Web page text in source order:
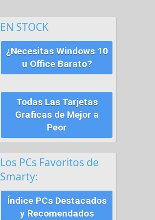
EN STOCK
¿Necesitas Windows 10
u Office Barato?
Todas Las Tarjetas
Graficas de Mejor a
Peor
Los PCs Favoritos de
Smarty:
Índice PCs Destacados
y Recomendados